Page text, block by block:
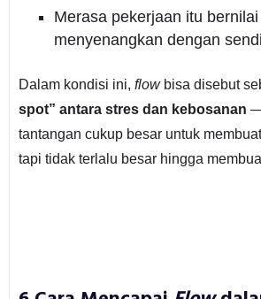
Merasa pekerjaan itu
menyenangkan dengan
Dalam kondisi ini, flowbisa disebut
spot” antara stres dan kebosanan
tantangan cukup besar untuk
tapi tidak terlalu besar hingga